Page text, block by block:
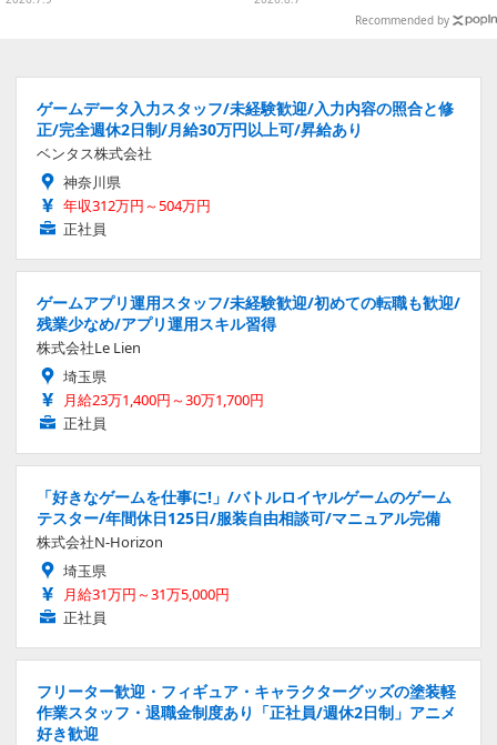
Recommended by
ゲームデータ入力スタッフ/未経験歓迎/入力内容の照合と修
正/完全週休2日制/月給30万円以上可/昇給あり
ベンタス株式会社
神奈川県
年収312万円～504万円
正社員
ゲームアプリ運用スタッフ/未経験歓迎/初めての転職も歓迎/
残業少なめ/アプリ運用スキル習得
株式会社Le Lien
埼玉県
月給23万1,400円～30万1,700円
正社員
「好きなゲームを仕事に!」/バトルロイヤルゲームのゲーム
テスター/年間休日125日/服装自由相談可/マニュアル完備
株式会社N-Horizon
埼玉県
月給31万円～31万5,000円
正社員
フリーター歓迎・フィギュア・キャラクターグッズの塗装軽
作業スタッフ・退職金制度あり「正社員/週休2日制」アニメ
好き歓迎